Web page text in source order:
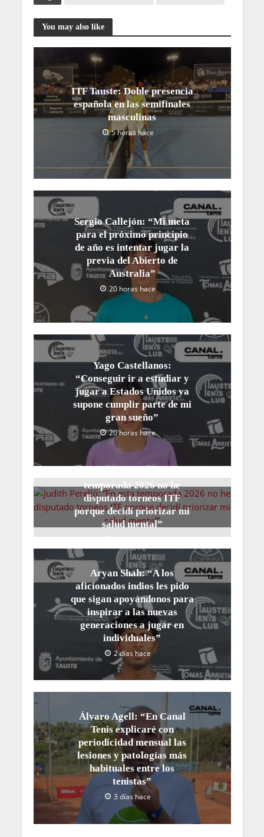
You may also like
ITF Tauste: Doble presencia
española en las semifinales
masculinas
5 horas hace
Sergio Callejón: “Mi meta
para el próximo principio
de año es intentar jugar la
previa del Abierto de
Australia”
20 horas hace
Yago Castellanos:
“Conseguir ir a estudiar y
jugar a Estados Unidos ya
supone cumplir parte de mi
gran sueño”
20 horas hace
temporada 2026 no he
disputado torneos ITF
porque decidí priorizar mi
salud mental”
2 días hace
Aryan Shah: “A los
aficionados indios les pido
que sigan apoyándonos para
inspirar a las nuevas
generaciones a jugar en
individuales”
2 días hace
Álvaro Agell: “En Canal
Tenis explicaré con
periodicidad mensual las
lesiones y patologías más
habituales entre los
tenistas”
3 días hace